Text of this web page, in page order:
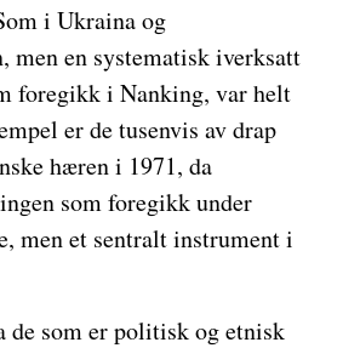
i Ukraina og
men en systematisk iverksatt
foregikk i Nanking, var helt
er de tusenvis av drap
hæren i 1971, da
som foregikk under
men et sentralt instrument i
de som er politisk og etnisk